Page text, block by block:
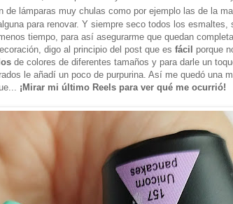
de lámparas muy chulas como por ejemplo las de la
para renovar. Y siempre seco todos los
tiempo, para así asegurarme que quedan
digo al principio del post que es fácil
porque
de colores de diferentes tamaños y para darle un
le añadí un poco de purpurina. Así me quedó una
¡Mirar mi último Reels para ver qué me ocurrió!